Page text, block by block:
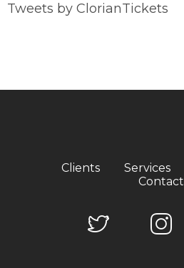
Tweets by ClorianTickets
Clients Services
Contact